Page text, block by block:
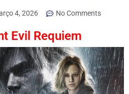
4, 2026 No Comments
Evil Requiem